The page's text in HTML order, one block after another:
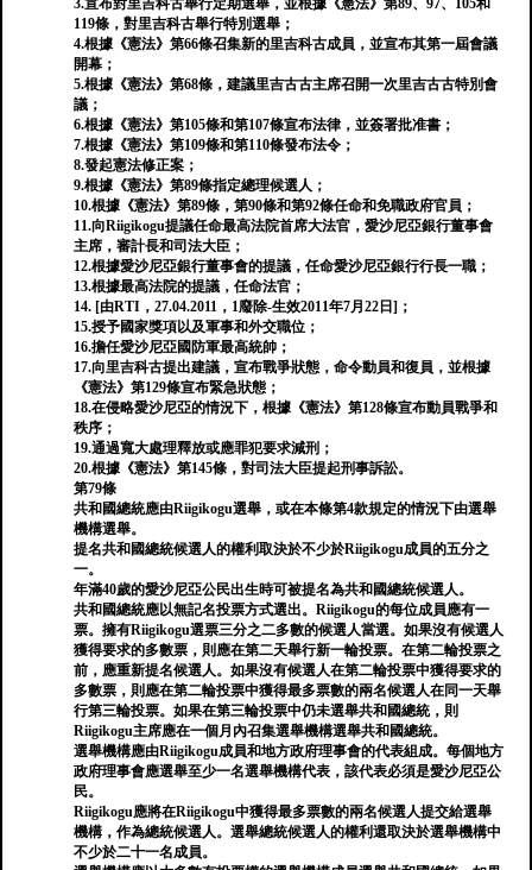
3.宣布對里吉科古舉行定期選舉，並根據《憲法》第89、97、105和
119條，對里吉科古舉行特別選舉；
4.根據《憲法》第66條召集新的里吉科古成員，並宣布其第一屆會議
開幕；
5.根據《憲法》第68條，建議里吉古古主席召開一次里吉古古特別會
議；
6.根據《憲法》第105條和第107條宣布法律，並簽署批准書；
7.根據《憲法》第109條和第110條發布法令；
8.發起憲法修正案；
9.根據《憲法》第89條指定總理候選人；
10.根據《憲法》第89條，第90條和第92條任命和免職政府官員；
11.向Riigikogu提議任命最高法院首席大法官，愛沙尼亞銀行董事會
主席，審計長和司法大臣；
12.根據愛沙尼亞銀行董事會的提議，任命愛沙尼亞銀行行長一職；
13.根據最高法院的提議，任命法官；
14. [由RTI，27.04.2011，1廢除-生效2011年7月22日]；
15.授予國家獎項以及軍事和外交職位；
16.擔任愛沙尼亞國防軍最高統帥；
17.向里吉科古提出建議，宣布戰爭狀態，命令動員和復員，並根據
《憲法》第129條宣布緊急狀態；
18.在侵略愛沙尼亞的情況下，根據《憲法》第128條宣布動員戰爭和
秩序；
19.通過寬大處理釋放或應罪犯要求減刑；
20.根據《憲法》第145條，對司法大臣提起刑事訴訟。
第79條
共和國總統應由Riigikogu選舉，或在本條第4款規定的情況下由選舉
機構選舉。
提名共和國總統候選人的權利取決於不少於Riigikogu成員的五分之
一。
年滿40歲的愛沙尼亞公民出生時可被提名為共和國總統候選人。
共和國總統應以無記名投票方式選出。Riigikogu的每位成員應有一
票。擁有Riigikogu選票三分之二多數的候選人當選。如果沒有候選人
獲得要求的多數票，則應在第二天舉行新一輪投票。在第二輪投票之
前，應重新提名候選人。如果沒有候選人在第二輪投票中獲得要求的
多數票，則應在第二輪投票中獲得最多票數的兩名候選人在同一天舉
行第三輪投票。如果在第三輪投票中仍未選舉共和國總統，則
Riigikogu主席應在一個月內召集選舉機構選舉共和國總統。
選舉機構應由Riigikogu成員和地方政府理事會的代表組成。每個地方
政府理事會應選舉至少一名選舉機構代表，該代表必須是愛沙尼亞公
民。
Riigikogu應將在Riigikogu中獲得最多票數的兩名候選人提交給選舉
機構，作為總統候選人。選舉總統候選人的權利還取決於選舉機構中
不少於二十一名成員。